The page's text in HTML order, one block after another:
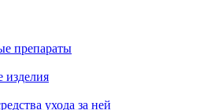
препараты
ухода за ней